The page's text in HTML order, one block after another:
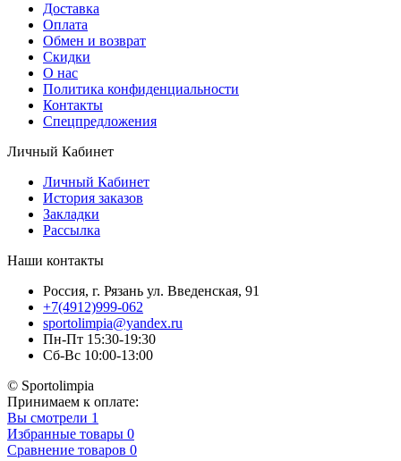
Доставка
Оплата
Обмен и возврат
Скидки
О нас
Политика конфиденциальности
Контакты
Спецпредложения
Личный Кабинет
Личный Кабинет
История заказов
Закладки
Рассылка
Наши контакты
Россия, г. Рязань ул. Введенская, 91
+7(4912)999-062
sportolimpia@yandex.ru
Пн-Пт 15:30-19:30
Сб-Вс 10:00-13:00
© Sportolimpia
Принимаем к оплате:
Вы смотрели 1
Избранные товары 0
Сравнение товаров 0